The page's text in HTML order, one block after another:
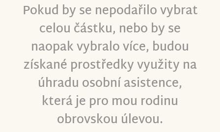
Pokud by se nepodařilo vybrat
celou částku, nebo by se
naopak vybralo více, budou
získané prostředky využity na
úhradu osobní asistence,
která je pro mou rodinu
obrovskou úlevou.